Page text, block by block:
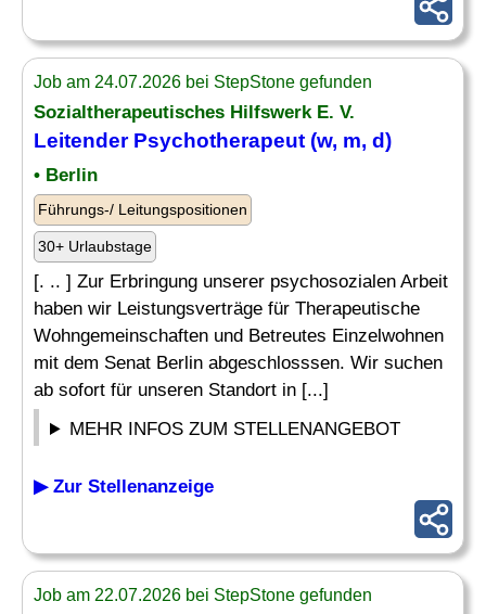
Job am 24.07.2026 bei StepStone gefunden
Sozialtherapeutisches Hilfswerk E. V.
LeitenderPsychotherapeut (w, m, d)
• Berlin
Führungs-/ Leitungspositionen
30+ Urlaubstage
[. .. ] Zur Erbringung unserer psychosozialen Arbeit
haben wir Leistungsverträge für Therapeutische
Wohngemeinschaften und Betreutes Einzelwohnen
mit dem Senat Berlin abgeschlosssen. Wir suchen
ab sofort für unseren Standort in [...]
MEHR INFOS ZUM STELLENANGEBOT
▶ Zur Stellenanzeige
Job am 22.07.2026 bei StepStone gefunden